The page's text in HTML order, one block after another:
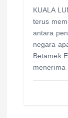
KUALA
terus
antara
negara
Betamek
menerima